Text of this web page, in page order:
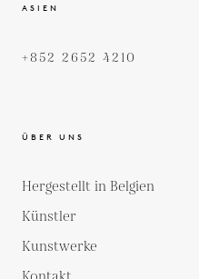
ASIEN
+852 2652 4210
ÜBER UNS
Hergestellt in Belgien
Künstler
Kunstwerke